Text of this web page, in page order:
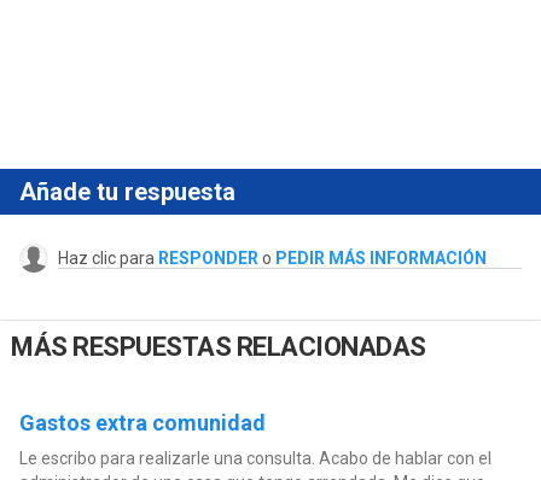
Añade tu respuesta
Haz clic para RESPONDER o PEDIR MÁS INFORMACIÓN
MÁS RESPUESTAS RELACIONADAS
Gastos extra comunidad
Le escribo para realizarle una consulta. Acabo de hablar con el